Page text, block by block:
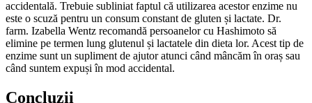
accidentală. Trebuie subliniat faptul că utilizarea acestor enzime nu
este o scuză pentru un consum constant de gluten și lactate. Dr.
farm. Izabella Wentz recomandă persoanelor cu Hashimoto să
elimine pe termen lung glutenul și lactatele din dieta lor. Acest tip de
enzime sunt un supliment de ajutor atunci când mâncăm în oraș sau
când suntem expuși în mod accidental.
Concluzii